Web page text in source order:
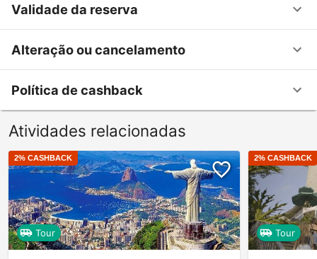
Validade da reserva
Alteração ou cancelamento
Política de cashback
Atividades relacionadas
2% CASHBACK
Tour
2% CASHBACK
Tour